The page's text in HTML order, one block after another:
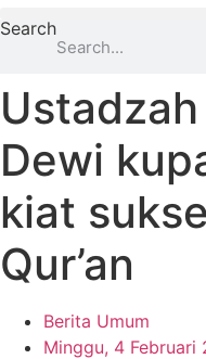
Search
Dewi
kiat
Qur’an
Berita Umum
Minggu, 4 Februari